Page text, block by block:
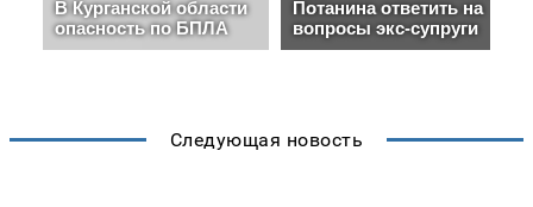
Следующая новость